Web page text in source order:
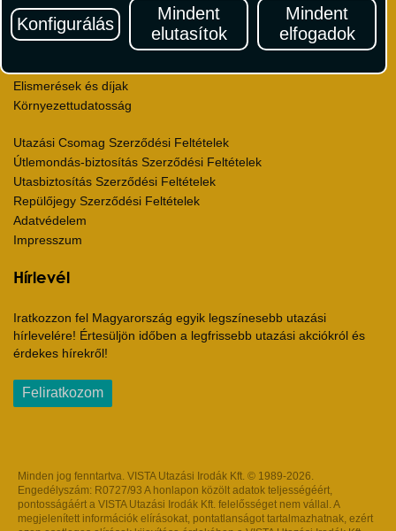
Konfigurálás
Mindent
elutasítok
Mindent
elfogadok
Sajtószoba
Viszonteladás
Elismerések és díjak
Környezettudatosság
Utazási Csomag Szerződési Feltételek
Útlemondás-biztosítás Szerződési Feltételek
Utasbiztosítás Szerződési Feltételek
Repülőjegy Szerződési Feltételek
Adatvédelem
Impresszum
Hírlevél
Iratkozzon fel Magyarország egyik legszínesebb utazási
hírlevelére! Értesüljön időben a legfrissebb utazási akciókról és
érdekes hírekről!
Feliratkozom
Minden jog fenntartva. VISTA Utazási Irodák Kft. © 1989-2026.
Engedélyszám: R0727/93 A honlapon közölt adatok teljességéért,
pontosságáért a VISTA Utazási Irodák Kft. felelősséget nem vállal. A
megjelenített információk elírásokat, pontatlanságot tartalmazhatnak, ezért